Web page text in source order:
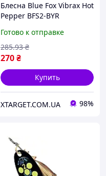
Блесна Blue Fox Vibrax Hot
Pepper BFS2-BYR
Готово к отправке
270₴
285.93 ₴
Купить
XTARGET.COM.UA 98%